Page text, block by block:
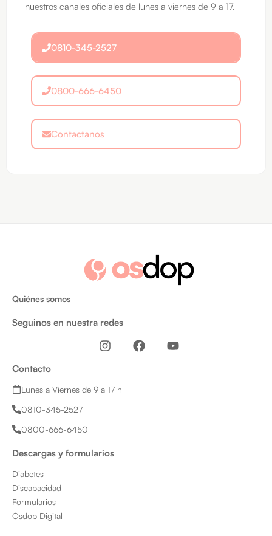
nuestros canales oficiales de lunes a viernes de 9 a 17.
0810-345-2527
0800-666-6450
Contactanos
Quiénes somos
Seguinos en nuestra redes
I
n
a
F
a
Y
o
Contacto
Lunes a Viernes de 9 a 17 h
0810-345-2527
0800-666-6450
Descargas y formularios
Diabetes
Discapacidad
Formularios
Osdop Digital